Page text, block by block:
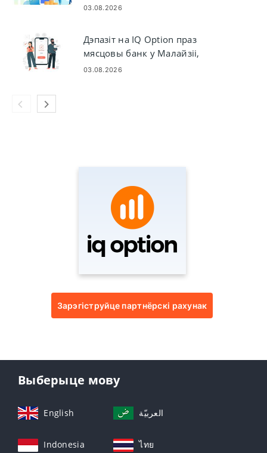
03.08.2026
Дэпазіт на IQ Option праз
мясцовы банк у Малайзіі,
Тайландзе і Лаосе
03.08.2026
Зарэгіструйце партнёрскі рахунак
Выберыце мову
English العربيّة
Indonesia ไทย